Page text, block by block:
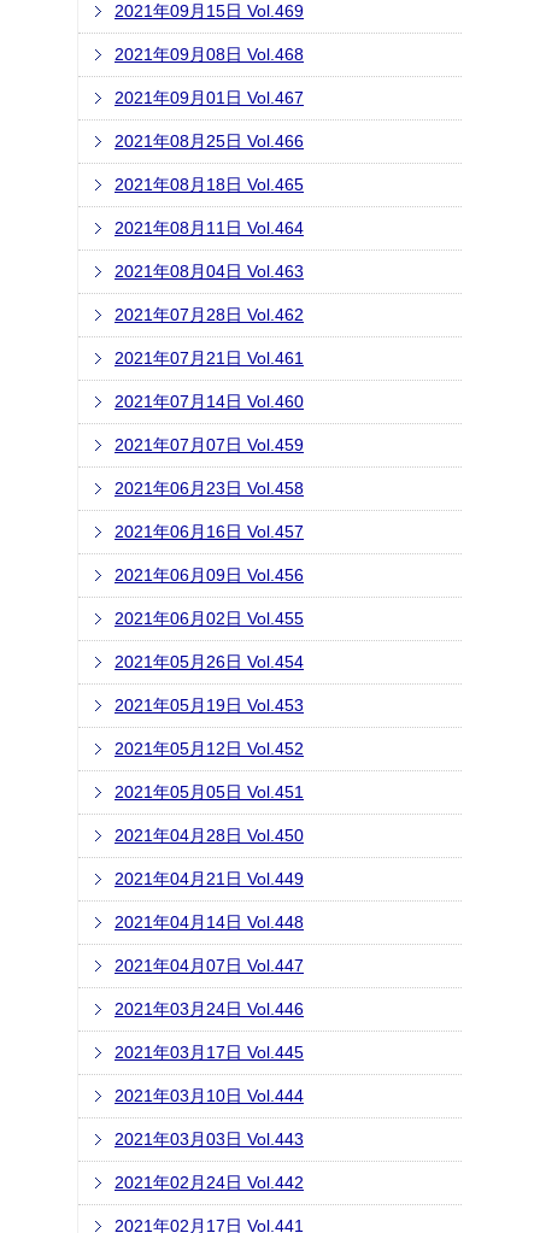
2021年09月15日 Vol.469
2021年09月08日 Vol.468
2021年09月01日 Vol.467
2021年08月25日 Vol.466
2021年08月18日 Vol.465
2021年08月11日 Vol.464
2021年08月04日 Vol.463
2021年07月28日 Vol.462
2021年07月21日 Vol.461
2021年07月14日 Vol.460
2021年07月07日 Vol.459
2021年06月23日 Vol.458
2021年06月16日 Vol.457
2021年06月09日 Vol.456
2021年06月02日 Vol.455
2021年05月26日 Vol.454
2021年05月19日 Vol.453
2021年05月12日 Vol.452
2021年05月05日 Vol.451
2021年04月28日 Vol.450
2021年04月21日 Vol.449
2021年04月14日 Vol.448
2021年04月07日 Vol.447
2021年03月24日 Vol.446
2021年03月17日 Vol.445
2021年03月10日 Vol.444
2021年03月03日 Vol.443
2021年02月24日 Vol.442
2021年02月17日 Vol.441